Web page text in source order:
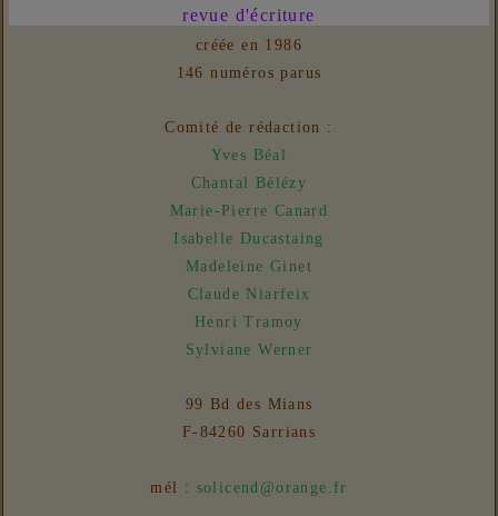
31/07/2026 :Ateliers d'écriture - Plis et replis
- Un euro ne fait pas le printemps
revue d'écriture
créée en 1986
146 numéros parus
Comité de rédaction :
Yves Béal
Chantal Bélézy
Marie-Pierre Canard
Isabelle Ducastaing
Madeleine Ginet
Claude Niarfeix
Henri Tramoy
Sylviane Werner
99 Bd des Mians
F-84260 Sarrians
mél : solicend@orange.fr